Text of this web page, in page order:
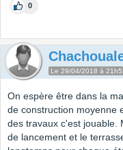
0
Le 29/04/2018 à
On espère être dans la
de construction moyenne
des travaux c'est jouable.
de lancement et le